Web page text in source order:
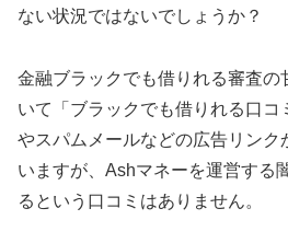
ない状況ではないでしょうか？
金融ブラックでも借りれる審査の
いて「ブラックでも借りれる口コ
やスパムメールなどの広告リンク
いますが、Ashマネーを運営する
るという口コミはありません。